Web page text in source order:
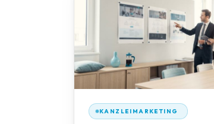
KANZLEIMARKETING